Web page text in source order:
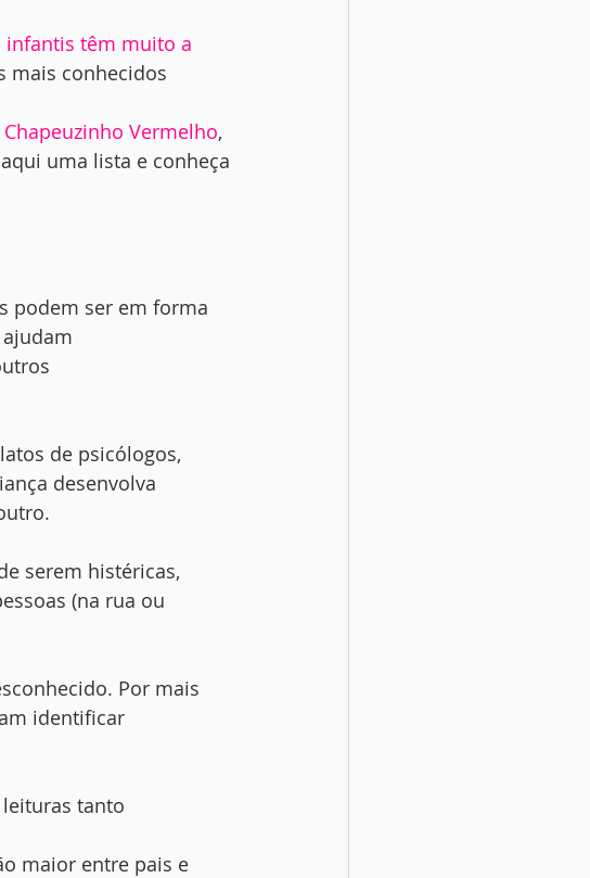
infantis têm muito a
mais conhecidos
Chapeuzinho Vermelho,
uma lista e conheça
podem ser em forma
de psicólogos,
desenvolva
serem histéricas,
(na rua ou
Por mais
identificar
tanto
maior entre pais e